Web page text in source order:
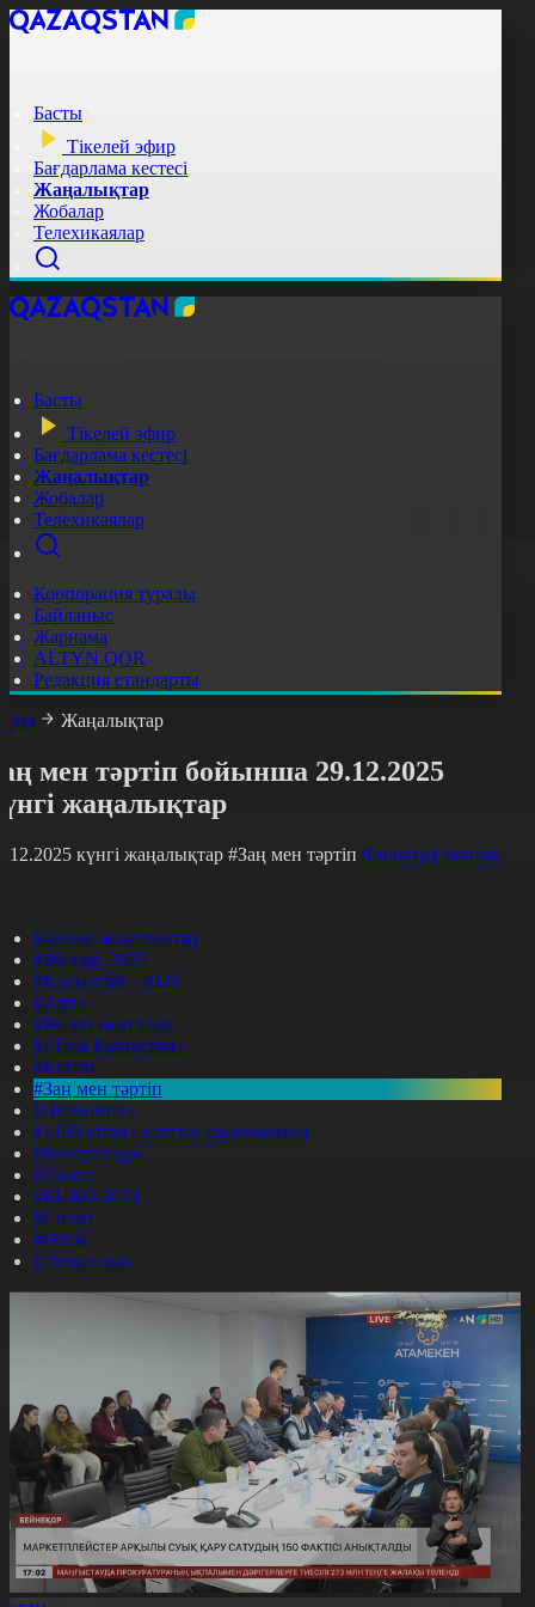
Басты
Тікелей эфир
Бағдарлама кестесі
Жаңалықтар
Жобалар
Телехикаялар
Басты
Тікелей эфир
Бағдарлама кестесі
Жаңалықтар
Жобалар
Телехикаялар
Корпорация туралы
Байланыс
Жарнама
ALTYN QOR
Редакция стандарты
Жаңалықтар
мен тәртіп бойынша 29.12.2025
жаңалықтар
күнгі жаңалықтар #Заң мен тәртіп Фильтрді тазалау
Барлық жаңалықтар
#Жолдау 2025
#Құрылтай - 2026
#Апта
#Ресми оқиғалар
#«Таза Қазақстан»
#Қоғам
#Заң мен тәртіп
#Экономика
#«100 кітап» ұлттық сауалнамасы
#Референдум
#Оқиға
#EURO 2024
#Спорт
#Әлем
#Денсаулық